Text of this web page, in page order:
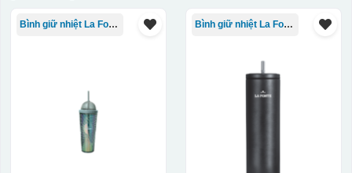
Bình giữ nhiệt La Fonte Bình giữ nhiệt La Fonte